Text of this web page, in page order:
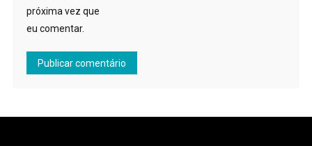
próxima vez que
eu comentar.